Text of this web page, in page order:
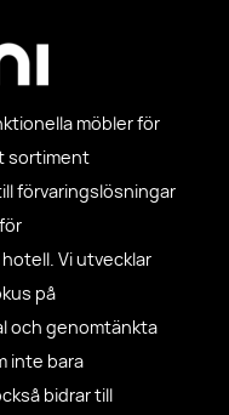
möbler för
sortiment
förvaringslösningar
Vi utvecklar
på
och genomtänkta
inte bara
bidrar till